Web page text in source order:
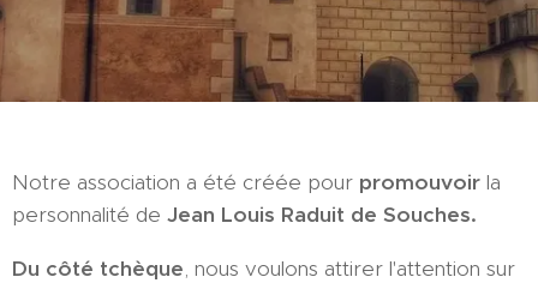
Notre association a été créée pour promouvoir la
personnalité de Jean Louis Raduit de Souches.
Du côté tchèque, nous voulons attirer l'attention sur